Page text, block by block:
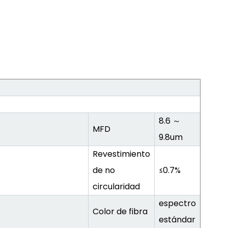
MFD
8.6 ～
9.8um
Revestimiento
de no
circularidad
≤0.7%
Color de fibra
espectro
estándar